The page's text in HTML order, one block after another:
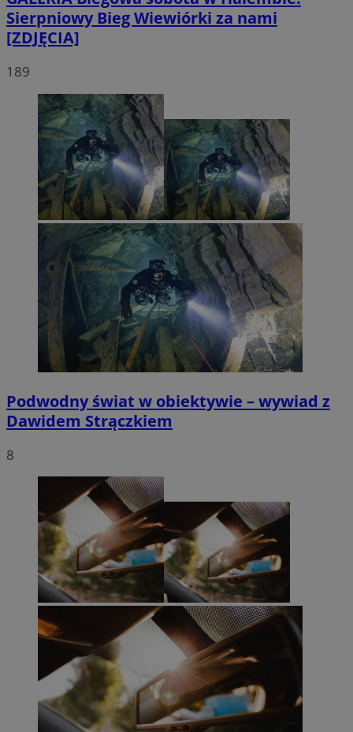
Sierpniowy Bieg Wiewiórki za nami
[ZDJĘCIA]
189
Podwodny świat w obiektywie – wywiad z
Dawidem Strączkiem
8